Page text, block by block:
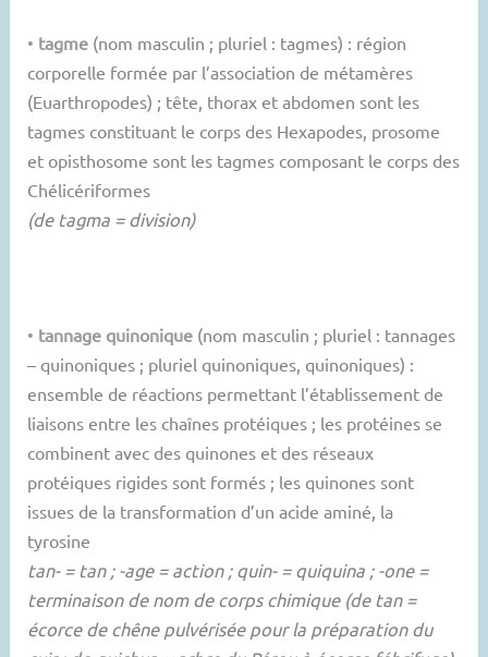
• tagme (nom masculin ; pluriel : tagmes) : région
corporelle formée par l’association de métamères
(Euarthropodes) ; tête, thorax et abdomen sont les
tagmes constituant le corps des Hexapodes, prosome
et opisthosome sont les tagmes composant le corps des
Chélicériformes
(de tagma = division)
• tannage quinonique (nom masculin ; pluriel : tannages
– quinoniques ; pluriel quinoniques, quinoniques) :
ensemble de réactions permettant l’établissement de
liaisons entre les chaînes protéiques ; les protéines se
combinent avec des quinones et des réseaux
protéiques rigides sont formés ; les quinones sont
issues de la transformation d’un acide aminé, la
tyrosine
tan- = tan ; -age = action ; quin- = quiquina ; -one =
terminaison de nom de corps chimique (de tan =
écorce de chêne pulvérisée pour la préparation du